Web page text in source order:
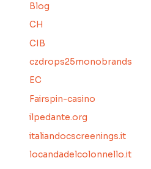
Blog
CH
CIB
czdrops25monobrands
EC
Fairspin-casino
ilpedante.org
italiandocscreenings.it
locandadelcolonnello.it